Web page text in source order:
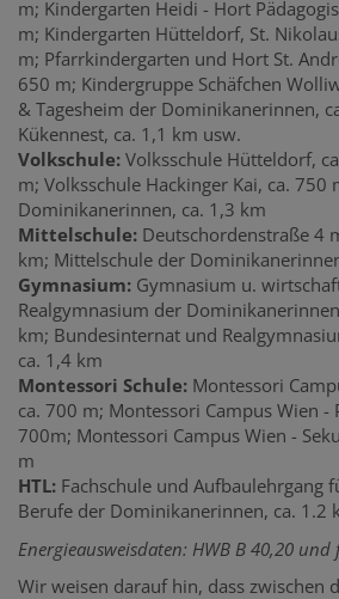
m; Kindergarten Heidi - Hort
m; Kindergarten Hütteldorf, St.
m; Pfarrkindergarten und Hort St.
650 m; Kindergruppe Schäfchen
& Tagesheim der Dominikanerinnen,
Kükennest, ca. 1,1 km usw.
Volkschule: Volksschule Hütteldorf,
m; Volksschule Hackinger Kai, ca. 750
Dominikanerinnen, ca. 1,3 km
Mittelschule: Deutschordenstraße 4
km; Mittelschule der
Gymnasium: Gymnasium u.
Realgymnasium der
km; Bundesinternat und
ca. 1,4 km
Montessori Schule: Montessori
ca. 700 m; Montessori Campus Wien -
700m; Montessori Campus Wien -
m
HTL: Fachschule und Aufbaulehrgang
Berufe der Dominikanerinnen, ca. 1.2
Energieausweisdaten: HWB B 40,20 und
Wir weisen darauf hin, dass zwischen